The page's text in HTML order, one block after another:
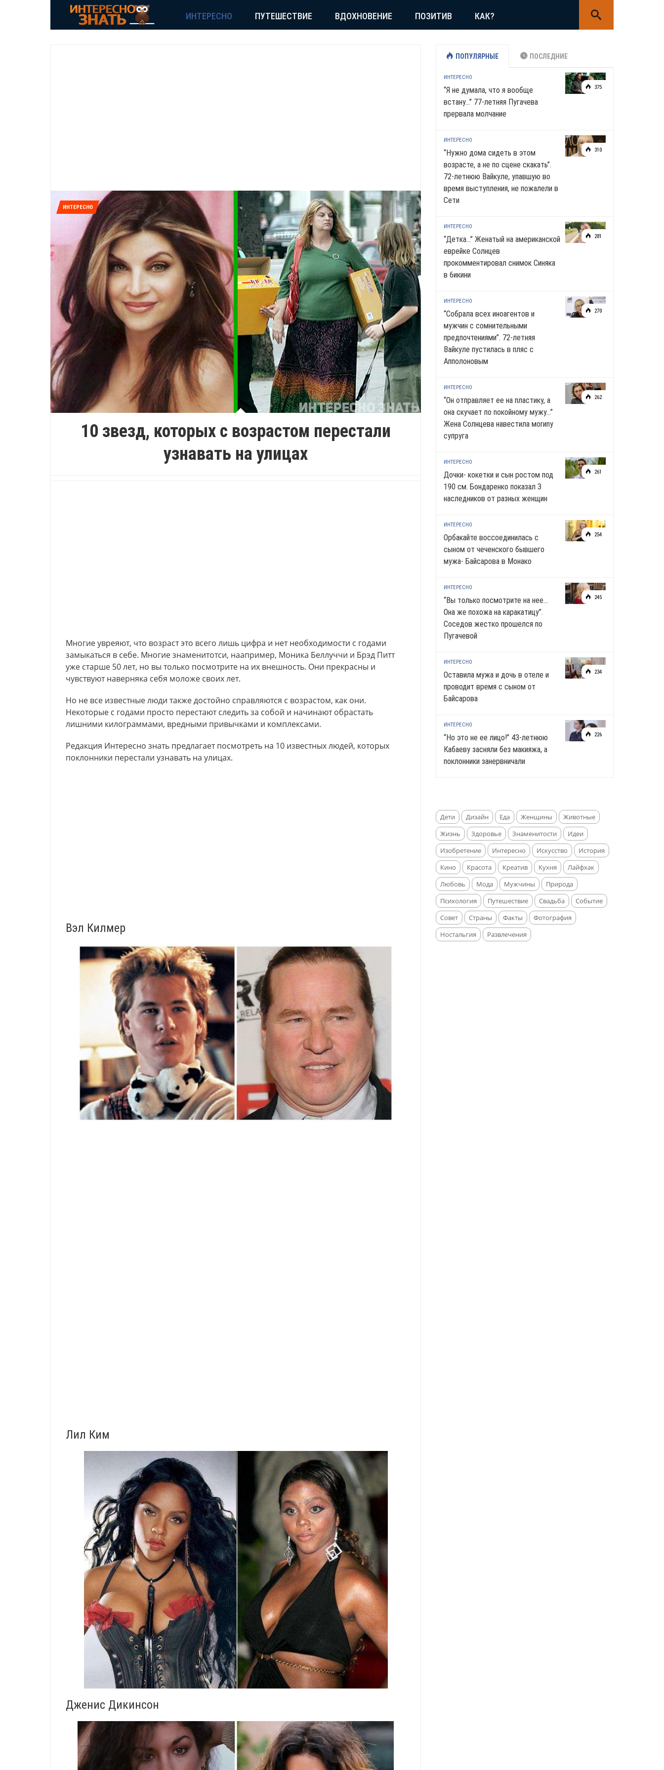
ИНТЕРЕСНО ПУТЕШЕСТВИЕ ВДОХНОВЕНИЕ ПОЗИТИВ КАК?
ИНТЕРЕСНО
10 звезд, которых с возрастом перестали
узнавать на улицах
Многие увреяют, что возраст это всего лишь цифра и нет необходимости с годами
замыкаться в себе. Многие знаменитотси, наапример, Моника Беллуччи и Брэд Питт
уже старше 50 лет, но вы только посмотрите на их внешность. Они прекрасны и
чувствуют наверняка себя моложе своих лет.
Но не все известные люди также достойно справляются с возрастом, как они.
Некоторые с годами просто перестают следить за собой и начинают обрастать
лишними килограммами, вредными привычками и комплексами.
Редакция Интересно знать предлагает посмотреть на 10 известных людей, которых
поклонники перестали узнавать на улицах.
Вэл Килмер
Лил Ким
Дженис Дикинсон
ПОПУЛЯРНЫЕ ПОСЛЕДНИЕ
375
ИНТЕРЕСНО
“Я не думала, что я вообще
встану…” 77-летняя Пугачева
прервала молчание
310
ИНТЕРЕСНО
“Нужно дома сидеть в этом
возрасте, а не по сцене скакать”.
72-летнюю Вайкуле, упавшую во
время выступления, не пожалели в
Сети
281
ИНТЕРЕСНО
“Детка…” Женатый на американской
еврейке Солнцев
прокомментировал снимок Синяка
в 6икини
270
ИНТЕРЕСНО
“Собрала всех иноагентов и
мужчин с сомнительными
предпочтениями”. 72-летняя
Вайкуле пустилась в пляс с
Апполоновым
262
ИНТЕРЕСНО
“Он отправляет ее на пластику, а
она скучает по noкoйномy мужу…”
Жена Солнцева навестила моrиnу
супруга
261
ИНТЕРЕСНО
Дочки- кокетки и сын ростом под
190 см. Бондаренко показал 3
наследников от разных женщин
254
ИНТЕРЕСНО
Орбакайте воссоединилась с
сыном от чеченского бывшего
мужа- Байсарова в Монако
245
ИНТЕРЕСНО
“Вы только посмотрите на нее…
Она же похожа на каракатицу”.
Соседов жестко прошелся по
Пугачевой
234
ИНТЕРЕСНО
Оставила мужа и дочь в отеле и
проводит время с сыном от
Байсарова
226
ИНТЕРЕСНО
“Но это не ее лицо!” 43-летнюю
Кабаеву засняли без макияжа, а
поклонники занервничали
Дети Дизайн Еда Женщины
Животные
Жизнь
Здоровье Знаменитости
Идеи
Изобретение
Интересно Искусство
История
Кино
Красота Креатив Кухня
Лайфхак
Любовь
Мода Мужчины
Природа
Психология
Путешествие Свадьба
Событие
Совет
Страны Факты
Фотография
Ностальгия
Развлечения